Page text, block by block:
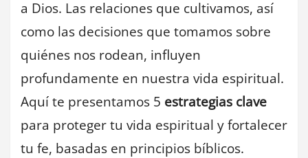
a Dios. Las relaciones que cultivamos, así
como las decisiones que tomamos sobre
quiénes nos rodean, influyen
profundamente en nuestra vida espiritual.
Aquí te presentamos 5 estrategias clave
para proteger tu vida espiritual y fortalecer
tu fe, basadas en principios bíblicos.